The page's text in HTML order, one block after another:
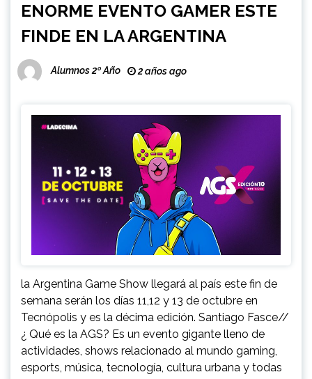
ENORME EVENTO GAMER ESTE
FINDE EN LA ARGENTINA
Alumnos 2º Año 2 años ago
la Argentina Game Show llegará al país este fin de
semana serán los días 11,12 y 13 de octubre en
Tecnópolis y es la décima edición. Santiago Fasce//
¿ Qué es la AGS? Es un evento gigante lleno de
actividades, shows relacionado al mundo gaming,
esports, música, tecnología, cultura urbana y todas